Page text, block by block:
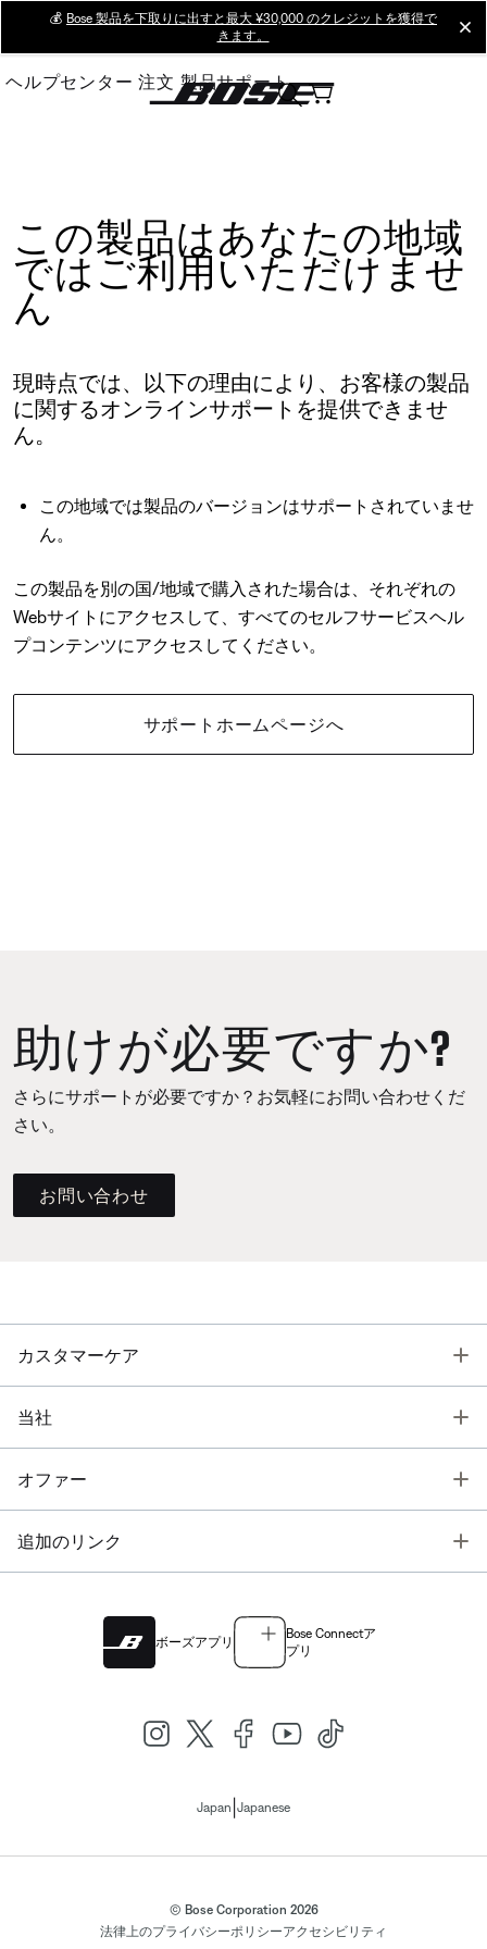
Main
💰 Bose 製品を下取りに出すと最大 ¥30,000 のクレジットを獲得で
きます。
ヘルプセンター 注文 製品サポート
この製品はあなたの地域
ではご利用いただけませ
ん
現時点では、以下の理由により、お客様の製品
に関するオンラインサポートを提供できませ
ん。
この地域では製品のバージョンはサポートされていませ
ん。
この製品を別の国/地域で購入された場合は、それぞれの
Webサイトにアクセスして、すべてのセルフサービスヘル
プコンテンツにアクセスしてください。
サポートホームページへ
助けが必要ですか?
さらにサポートが必要ですか？お気軽にお問い合わせくだ
さい。
お問い合わせ
カスタマーケア
当社
オファー
追加のリンク
ボーズアプリ
Bose Connectア
プリ
Japan Japanese
© Bose Corporation 2026
法律上のプライバシーポリシーアクセシビリティ